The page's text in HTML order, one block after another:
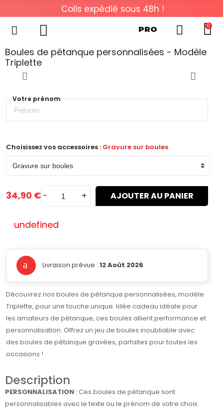
Colis expédié sous 48h !
PRO 0
Boules de pétanque personnalisées - Modèle
Triplette
Votre prénom
Choisissez vos accessoires : Gravure sur boules
34,90 € - + AJOUTER AU PANIER
undefined
Livraison prévue : 12 Août 2026
Découvrez nos boules de pétanque personnalisées, modèle
Triplette, pour une touche unique. Idée cadeau idéale pour
les amateurs de pétanque, ces boules allient performance et
personnalisation. Offrez un jeu de boules inoubliable avec
des boules de pétanque gravées, parfaites pour toutes les
occasions !
Description
PERSONNALISATION : Ces boules de pétanque sont
personnalisables avec le texte ou le prénom de votre choix.